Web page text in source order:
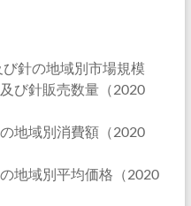
針の地域別市場規模
び針販売数量（2020
地域別消費額（2020
地域別平均価格（2020